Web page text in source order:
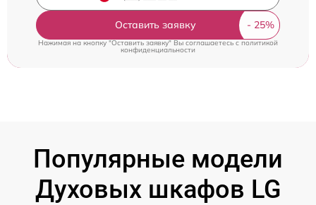
Оставить заявку
Нажимая на кнопку "Оставить заявку" Вы соглашаетесь cполитикой
конфиденциальности
Популярные модели
Духовых шкафов LG